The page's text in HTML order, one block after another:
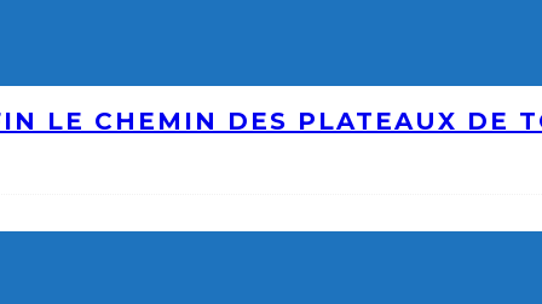
LE CHEMIN DES PLATEAUX DE